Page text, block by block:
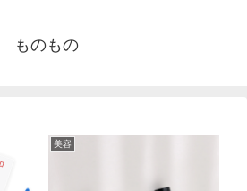
ものもの
美容